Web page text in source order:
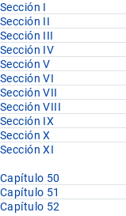
Sección I
Sección II
Sección III
Sección IV
Sección V
Sección VI
Sección VII
Sección VIII
Sección IX
Sección X
Sección XI
Capítulo 50
Capítulo 51
Capítulo 52